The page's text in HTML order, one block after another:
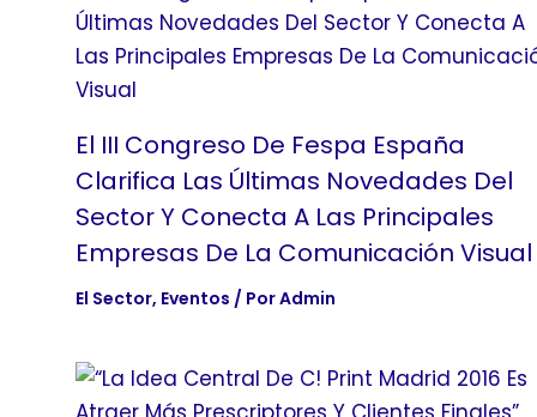
El III Congreso De Fespa España
Clarifica Las Últimas Novedades Del
Sector Y Conecta A Las Principales
Empresas De La Comunicación Visual
El Sector, Eventos / PorAdmin